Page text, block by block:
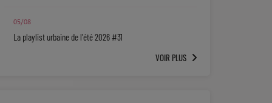
05/08
La playlist urbaine de l'été 2026 #31
VOIR PLUS